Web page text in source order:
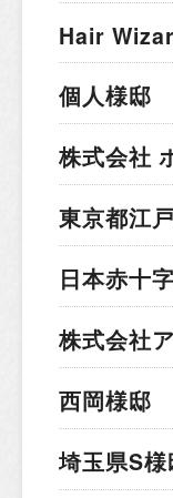
Hair
個人様邸
株式会社
東京都江
日本赤十
株式会社
西岡様邸
埼玉県S様